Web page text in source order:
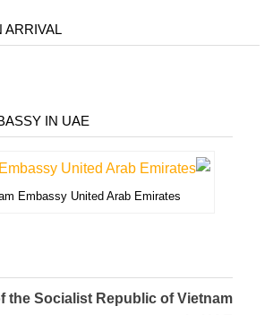
ARRIVAL
IN UAE
Embassy United Arab Emirates
the Socialist Republic of Vietnam